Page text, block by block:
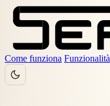
Come funziona Funzionalità